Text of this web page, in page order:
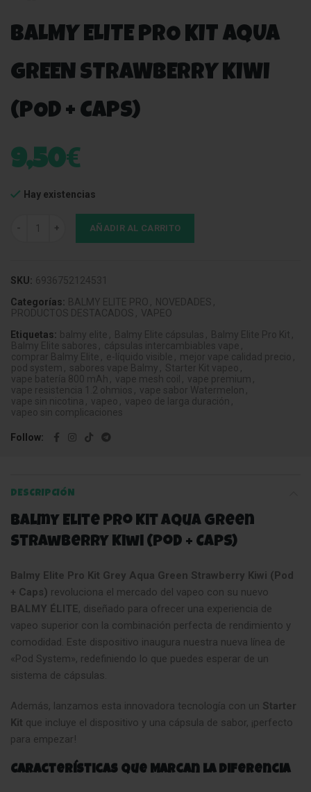
BALMY ELITE PRO KIT AQUA
GREEN STRAWBERRY KIWI
(POD + CAPS)
9,50€
Hay existencias
Balmy Elite Pro Kit Aqua Green Strawberry Kiwi (Pod + Caps)
AÑADIR AL CARRITO
SKU: 6936752124531
Categorías: BALMY ELITE PRO , NOVEDADES ,
PRODUCTOS DESTACADOS , VAPEO
Etiquetas:
balmy elite , Balmy Elite cápsulas , Balmy Elite Pro Kit ,
Balmy Elite sabores , cápsulas intercambiables vape ,
comprar Balmy Elite , e-líquido visible , mejor vape calidad precio ,
pod system , sabores vape Balmy , Starter Kit vapeo ,
vape batería 800 mAh , vape mesh coil , vape premium ,
vape resistencia 1.2 ohmios , vape sabor Watermelon ,
vape sin nicotina , vapeo , vapeo de larga duración ,
vapeo sin complicaciones
Follow
DESCRIPCIÓN
Balmy Elite Pro Kit Aqua Green
Strawberry Kiwi (Pod + Caps)
Balmy Elite Pro Kit Grey Aqua Green Strawberry Kiwi (Pod
+ Caps) revoluciona el mercado del vapeo con su nuevo
BALMY ÉLITE, diseñado para ofrecer una experiencia de
vapeo superior con la combinación perfecta de rendimiento y
comodidad. Este dispositivo inaugura nuestra nueva línea de
«Pod System», redefiniendo lo que puedes esperar de un
sistema de cápsulas.
Además, lanzamos esta innovadora tecnología con un Starter
Kit que incluye el dispositivo y una cápsula de sabor, ¡perfecto
para empezar!
Características que Marcan la Diferencia